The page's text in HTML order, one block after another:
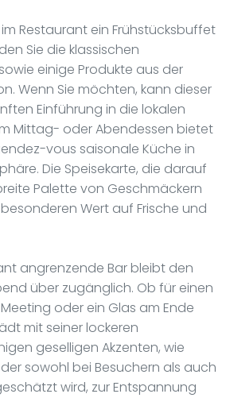
Restaurant ein Frühstücksbuffet
Sie die klassischen
einige Produkte aus der
Wenn Sie möchten, kann dieser
Einführung in die lokalen
Mittag- oder Abendessen bietet
vous saisonale Küche in
Die Speisekarte, die darauf
Palette von Geschmäckern
Wert auf Frische und
angrenzende Bar bleibt den
über zugänglich. Ob für einen
oder ein Glas am Ende
mit seiner lockeren
geselligen Akzenten, wie
sowohl bei Besuchern als auch
wird, zur Entspannung